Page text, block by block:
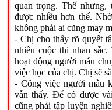
quan trọng. Thế
được nhiều hơn thế.
không phải ai cũng may
- Chị cho thấy rõ quyết
nhiều cuộc thi nhan
hoạt động người mẫu
việc học của chị. Chị sẽ
- Công việc người mẫu
vẫn thấy. Để có được
cũng phải tập luyện